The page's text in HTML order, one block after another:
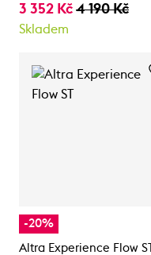
3 352 Kč 4 190 Kč
Skladem
-20%
Altra Experience Flow ST